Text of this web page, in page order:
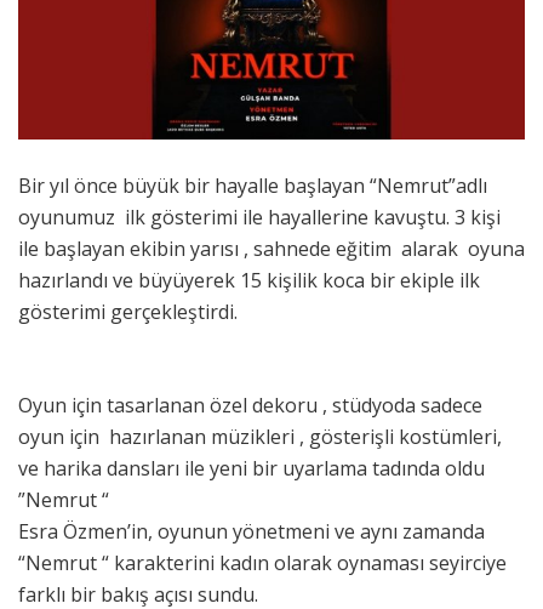
Bir yıl önce büyük bir hayalle başlayan “Nemrut”adlı
oyunumuz ilk gösterimi ile hayallerine kavuştu. 3 kişi
ile başlayan ekibin yarısı , sahnede eğitim alarak oyuna
hazırlandı ve büyüyerek 15 kişilik koca bir ekiple ilk
gösterimi gerçekleştirdi.
Oyun için tasarlanan özel dekoru , stüdyoda sadece
oyun için hazırlanan müzikleri , gösterişli kostümleri,
ve harika dansları ile yeni bir uyarlama tadında oldu
”Nemrut “
Esra Özmen’in, oyunun yönetmeni ve aynı zamanda
“Nemrut “ karakterini kadın olarak oynaması seyirciye
farklı bir bakış açısı sundu.